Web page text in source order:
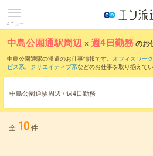
メニュー
中島公園通駅周辺 ×週4日勤務のお
中島公園通駅の派遣のお仕事情報です。 オフィスワー
ビス系、 クリエイティブ系などのお仕事を取り揃えて
中島公園通駅周辺 / 週4日勤務
全 10件